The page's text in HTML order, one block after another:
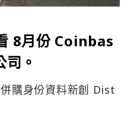
8月份 Coinbas
。
購身份資料新創 Dist